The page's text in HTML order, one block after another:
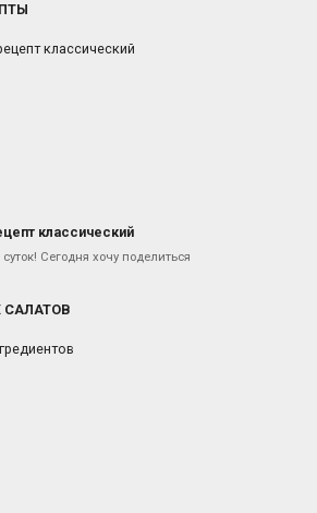
классический
Сегодня хочу поделиться
САЛАТОВ